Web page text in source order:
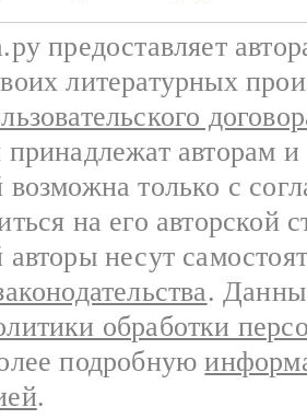
предоставляет
литературных
принадлежат авторам
возможна только с
на его авторской
авторы несут
.
обработки
подробную
.